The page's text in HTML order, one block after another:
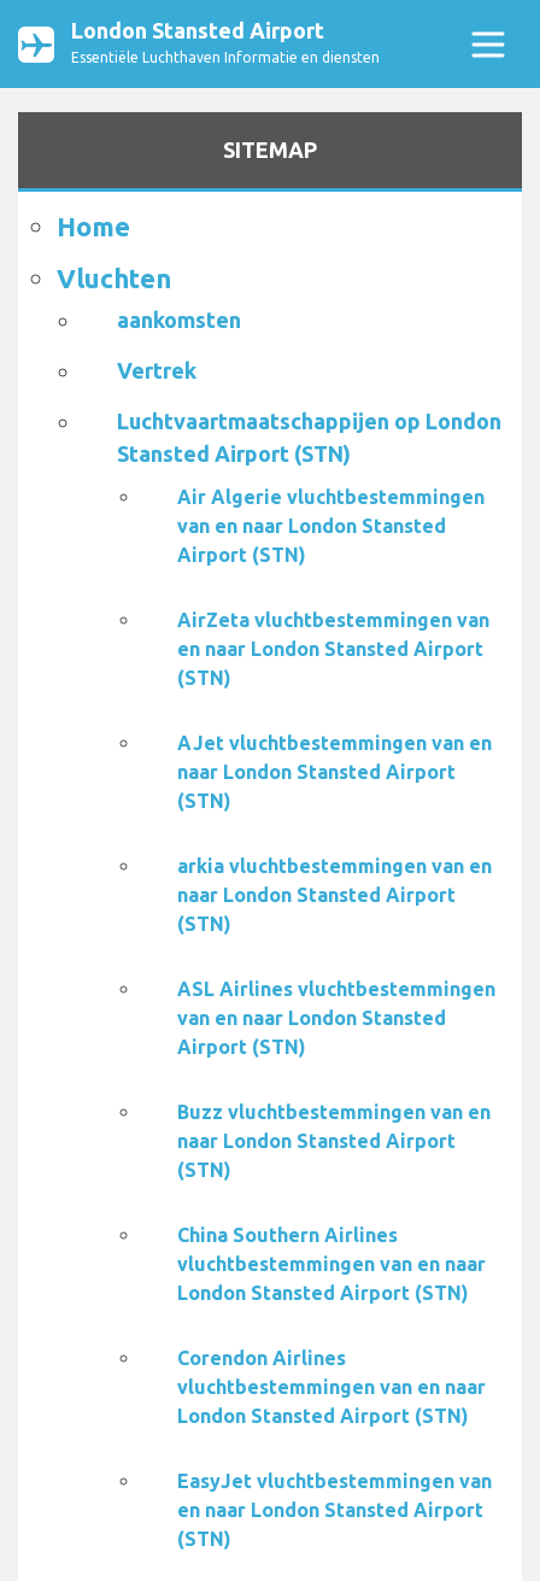
London Stansted Airport
Essentiële Luchthaven Informatie en diensten
SITEMAP
Home
Vluchten
aankomsten
Vertrek
Luchtvaartmaatschappijen op London
Stansted Airport (STN)
Air Algerie vluchtbestemmingen
van en naar London Stansted
Airport (STN)
AirZeta vluchtbestemmingen van
en naar London Stansted Airport
(STN)
AJet vluchtbestemmingen van en
naar London Stansted Airport
(STN)
arkia vluchtbestemmingen van en
naar London Stansted Airport
(STN)
ASL Airlines vluchtbestemmingen
van en naar London Stansted
Airport (STN)
Buzz vluchtbestemmingen van en
naar London Stansted Airport
(STN)
China Southern Airlines
vluchtbestemmingen van en naar
London Stansted Airport (STN)
Corendon Airlines
vluchtbestemmingen van en naar
London Stansted Airport (STN)
EasyJet vluchtbestemmingen van
en naar London Stansted Airport
(STN)